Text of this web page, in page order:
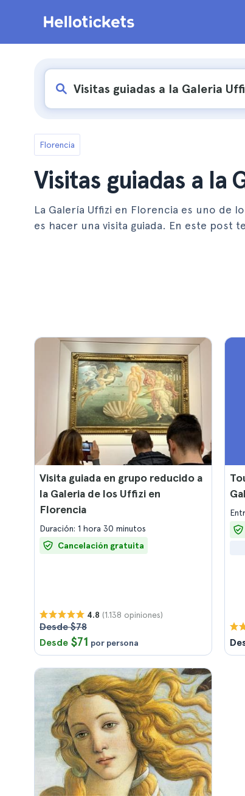
Florencia
Visitas guiadas a la
La Galería Uffizi en Florencia es uno de
es hacer una visita guiada. En este post
Visita guiada en grupo reducido a
la Galeria de los Uffizi en
Florencia
Duración: 1 hora 30 minutos
Cancelación gratuita
4.8 (1.138 opiniones)
Desde $78
Desde $71 por persona